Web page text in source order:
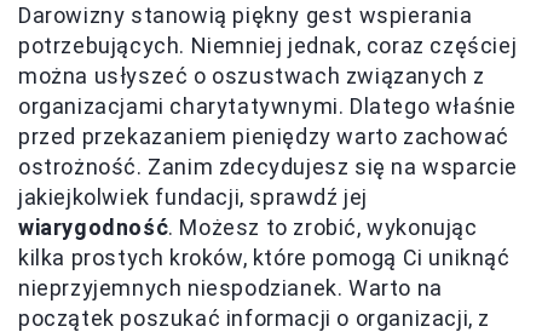
Darowizny stanowią piękny gest wspierania
potrzebujących. Niemniej jednak, coraz częściej
można usłyszeć o oszustwach związanych z
organizacjami charytatywnymi. Dlatego właśnie
przed przekazaniem pieniędzy warto zachować
ostrożność. Zanim zdecydujesz się na wsparcie
jakiejkolwiek fundacji, sprawdź jej
wiarygodność. Możesz to zrobić, wykonując
kilka prostych kroków, które pomogą Ci uniknąć
nieprzyjemnych niespodzianek. Warto na
początek poszukać informacji o organizacji, z